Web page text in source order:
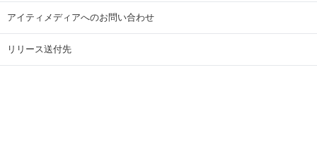
アイティメディアへのお問い合わせ
リリース送付先